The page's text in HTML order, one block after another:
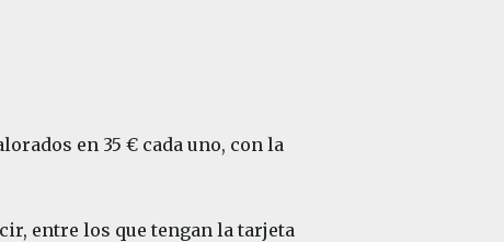
en 35 € cada uno, con la
entre los que tengan la tarjeta